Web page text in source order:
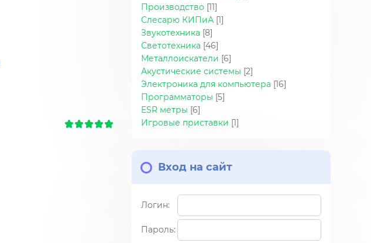
Производство [11]
Слесарю КИПиА [1]
Звукотехника [8]
Светотехника [46]
Металлоискатели [6]
Акустические системы [2]
Электроника для компьютера [16]
Программаторы [5]
ESR метры [6]
Игровые приставки [1]
Вход на сайт
Логин:
Пароль: